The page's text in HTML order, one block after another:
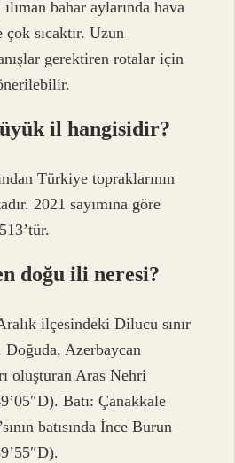
bahar aylarında hava
sıcaktır. Uzun
gerektiren rotalar için
il hangisidir?
Türkiye topraklarının
2021 sayımına göre
doğu ili neresi?
ilçesindeki Dilucu sınır
Doğuda, Azerbaycan
oluşturan Aras Nehri
Batı: Çanakkale
batısında İnce Burun